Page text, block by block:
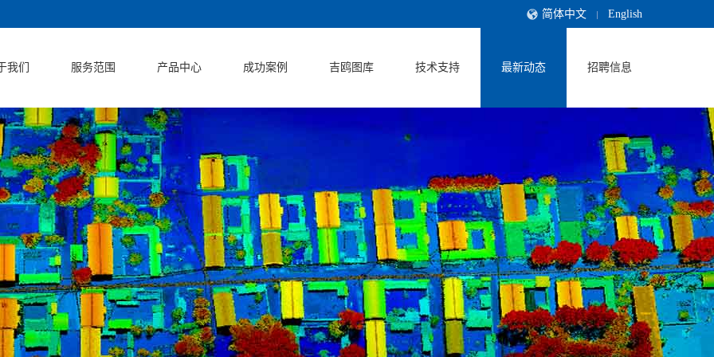
简体中文 English
我们 服务范围 产品中心 成功案例 吉鸥图库 技术支持 最新动态 招聘信息